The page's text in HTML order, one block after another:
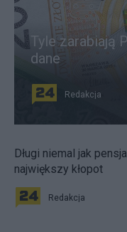
Tyle zarabiają
dane
Redakcja
Długi niemal jak
największy kłopot
Redakcja